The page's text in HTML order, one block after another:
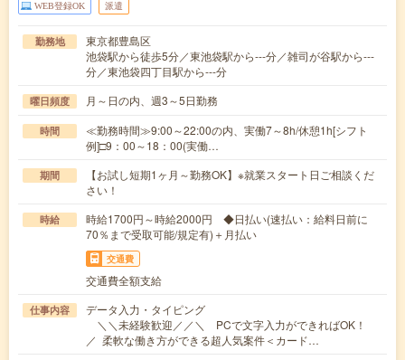
WEB登録OK 派遣
勤務地
東京都豊島区
池袋駅から徒歩5分／東池袋駅から---分／雑司が谷駅から---
分／東池袋四丁目駅から---分
曜日頻度 月～日の内、週3～5日勤務
時間
≪勤務時間≫9:00～22:00の内、実働7～8h/休憩1h[シフト
例]□9：00～18：00(実働…
期間
【お試し短期1ヶ月～勤務OK】※就業スタート日ご相談くだ
さい！
時給
時給1700円～時給2000円 ◆日払い(速払い：給料日前に
70％まで受取可能/規定有)＋月払い
交通費
交通費全額支給
仕事内容
データ入力・タイピング
＼＼未経験歓迎／／＼ PCで文字入力ができればOK！
／ 柔軟な働き方ができる超人気案件＜カード…